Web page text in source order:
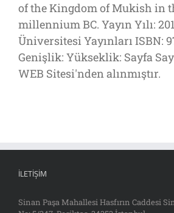
of the Kingdom of Mukish in
millennium BC. Yayın Yılı:
Üniversitesi Yayınları ISBN:
Genişlik: Yükseklik: Sayfa
WEB Sitesi'nden alınmıştır.
İLETIŞIM
Sinan Paşa Mahallesi Hasfırın Caddesi